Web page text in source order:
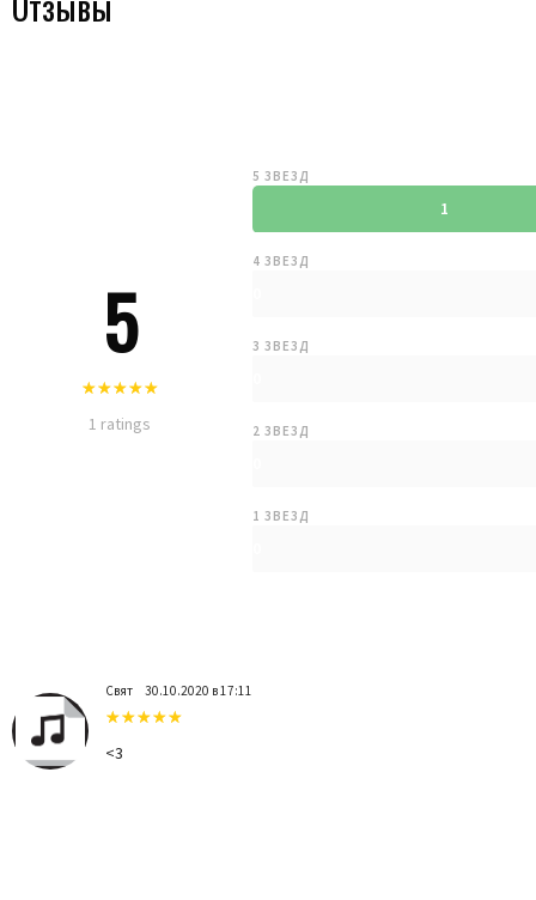
5
1 ratings
5 ЗВЕЗД
1
4 ЗВЕЗД
3 ЗВЕЗД
2 ЗВЕЗД
1 ЗВЕЗД
Свят 30.10.2020 в 17:11
<3